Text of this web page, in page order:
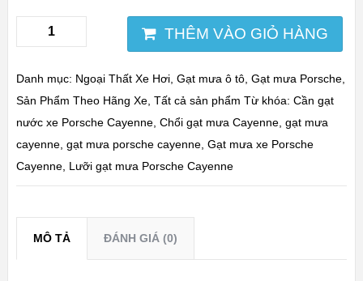
THÊM VÀO GIỎ HÀNG
Danh mục: Ngoại Thất Xe Hơi, Gạt mưa ô tô, Gạt mưa Porsche,
Sản Phẩm Theo Hãng Xe, Tất cả sản phẩm Từ khóa: Cần gạt
nước xe Porsche Cayenne, Chổi gạt mưa Cayenne, gạt mưa
cayenne, gạt mưa porsche cayenne, Gạt mưa xe Porsche
Cayenne, Lưỡi gạt mưa Porsche Cayenne
MÔ TẢ ĐÁNH GIÁ (0)